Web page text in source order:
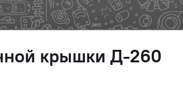
крышки Д-260